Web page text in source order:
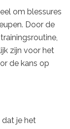
om blessures
Door de
zijn voor het
de kans op
dat je het